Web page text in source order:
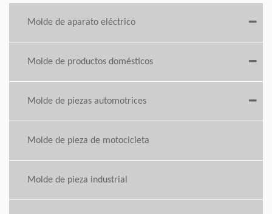
Molde de aparato eléctrico
Molde de productos domésticos
Molde de piezas automotrices
Molde de pieza de motocicleta
Molde de pieza industrial